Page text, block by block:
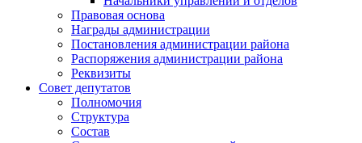
Правовая основа
Награды администрации
Постановления администрации района
Распоряжения администрации района
Реквизиты
Совет депутатов
Полномочия
Структура
Состав